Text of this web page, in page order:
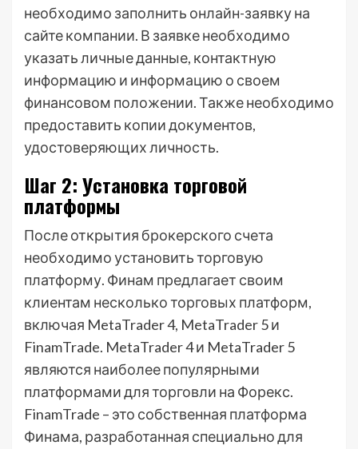
необходимо заполнить онлайн-заявку на
сайте компании. В заявке необходимо
указать личные данные, контактную
информацию и информацию о своем
финансовом положении. Также необходимо
предоставить копии документов,
удостоверяющих личность.
Шаг 2: Установка торговой
платформы
После открытия брокерского счета
необходимо установить торговую
платформу. Финам предлагает своим
клиентам несколько торговых платформ,
включая MetaTrader 4, MetaTrader 5 и
FinamTrade. MetaTrader 4 и MetaTrader 5
являются наиболее популярными
платформами для торговли на Форекс.
FinamTrade – это собственная платформа
Финама, разработанная специально для